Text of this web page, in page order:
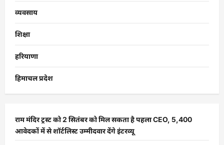
व्यवसाय
शिक्षा
हरियाणा
हिमाचल प्रदेश
राम मंदिर ट्रस्ट को 2 सितंबर को मिल सकता है पहला CEO, 5,400
आवेदकों में से शॉर्टलिस्ट उम्मीदवार देंगे इंटरव्यू